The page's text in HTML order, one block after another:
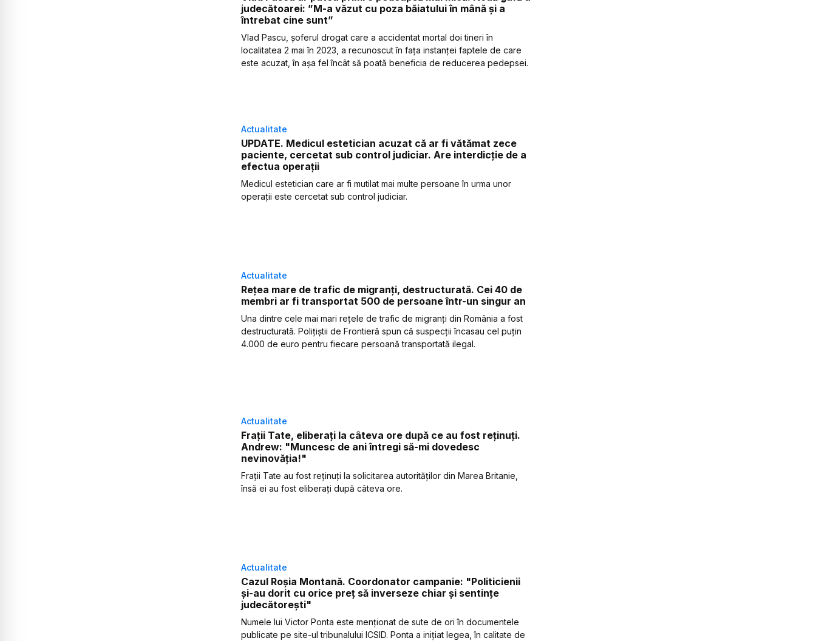
judecătoarei: ”M-a văzut cu poza băiatului în mână şi a
întrebat cine sunt”
Vlad Pascu, șoferul drogat care a accidentat mortal doi tineri în
localitatea 2 mai în 2023, a recunoscut în fața instanței faptele de care
este acuzat, în așa fel încât să poată beneficia de reducerea pedepsei.
Actualitate
UPDATE. Medicul estetician acuzat că ar fi vătămat zece
paciente, cercetat sub control judiciar. Are interdicție de a
efectua operații
Medicul estetician care ar fi mutilat mai multe persoane în urma unor
operaţii este cercetat sub control judiciar.
Actualitate
Rețea mare de trafic de migranți, destructurată. Cei 40 de
membri ar fi transportat 500 de persoane într-un singur an
Una dintre cele mai mari rețele de trafic de migranți din România a fost
destructurată. Polițiștii de Frontieră spun că suspecții încasau cel puțin
4.000 de euro pentru fiecare persoană transportată ilegal.
Actualitate
Frații Tate, eliberați la câteva ore după ce au fost reținuți.
Andrew: "Muncesc de ani întregi să-mi dovedesc
nevinovăția!"
Frații Tate au fost reținuți la solicitarea autorităților din Marea Britanie,
însă ei au fost eliberați după câteva ore.
Actualitate
Cazul Roșia Montană. Coordonator campanie: "Politicienii
și-au dorit cu orice preț să inverseze chiar și sentințe
judecătorești"
Numele lui Victor Ponta este menționat de sute de ori în documentele
publicate pe site-ul tribunalului ICSID. Ponta a inițiat legea, în calitate de